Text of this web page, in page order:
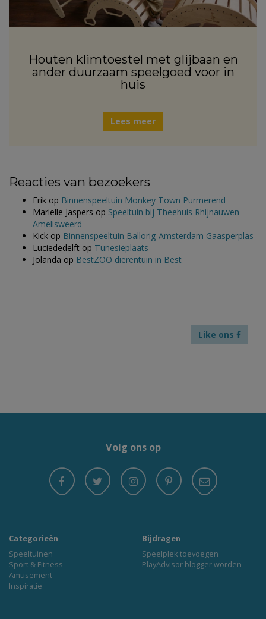
Houten klimtoestel met glijbaan en
ander duurzaam speelgoed voor in
huis
Lees meer
Reacties van bezoekers
Erik op Binnenspeeltuin Monkey Town Purmerend
Marielle Jaspers op Speeltuin bij Theehuis Rhijnauwen
Amelisweerd
Kick op Binnenspeeltuin Ballorig Amsterdam Gaasperplas
Luciededelft op Tunesiëplaats
Jolanda op BestZOO dierentuin in Best
Like ons
Volg ons op
Categorieën
Speeltuinen
Sport & Fitness
Amusement
Inspiratie
Bijdragen
Speelplek toevoegen
PlayAdvisor blogger worden